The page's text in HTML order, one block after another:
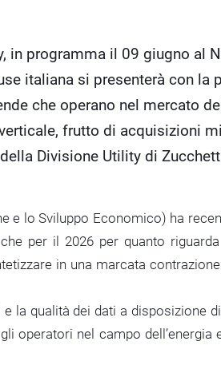
in programma il 09 giugno al
italiana si presenterà con la
che operano nel mercato
frutto di acquisizioni
Divisione Utility di
e lo Sviluppo Economico) ha
per il 2026 per quanto
in una marcata
la qualità dei dati a disposizione
operatori nel campo dell’energia